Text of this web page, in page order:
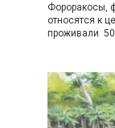
Фороракосы,
относятся к
проживали